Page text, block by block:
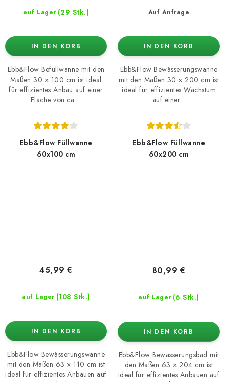
auf Lager (29 Stk.)
IN DEN KORB
Ebb&Flow Befüllwanne mit den
Maßen 30 × 100 cm ist ideal
für effizientes Anbau auf einer
Fläche von ca....
Auf Anfrage
IN DEN KORB
Ebb&Flow Bewässerungswanne
mit den Maßen 30 × 200 cm ist
ideal für effizientes Wachstum
auf einer...
Ebb&Flow Füllwanne
60x100 cm
auf Lager (108 Stk.)
45,99 €
IN DEN KORB
Ebb&Flow Bewässerungswanne
mit den Maßen 63 × 110 cm ist
ideal für effizientes Anbauen auf
Ebb&Flow Füllwanne
60x200 cm
auf Lager (6 Stk.)
80,99 €
IN DEN KORB
Ebb&Flow Bewässerungsbad mit
den Maßen 63 × 204 cm ist
ideal für effizientes Anbauen auf